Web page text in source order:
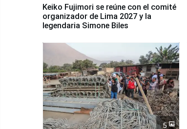
Keiko Fujimori se reúne con el comité
organizador de Lima 2027 y la
legendaria Simone Biles
5